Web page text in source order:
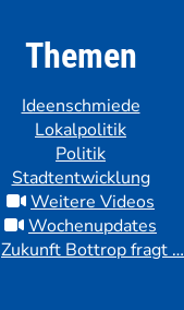
Themen
Ideenschmiede
Lokalpolitik
Politik
Stadtentwicklung
Weitere Videos
Wochenupdates
Zukunft Bottrop fragt …